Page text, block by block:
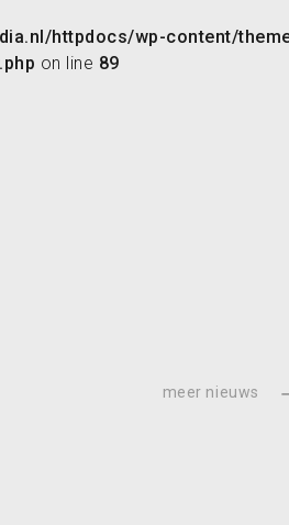
httpdocs/wp-content/
on line 89
meer nieuws